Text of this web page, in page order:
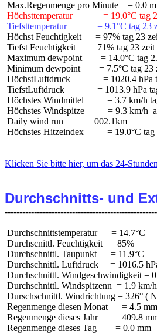
Höchsttemperatur             = 19.0°C tag
Tiefsttemperatur             = 9.1°C tag 23
Höchst Feuchtigkeit      = 97% tag 23
Tiefst Feuchtigkeit      = 71% tag 23 zeit
Maximum dewpoint        = 14.0°C tag
Minimum dewpoint        = 7.5°C tag 23
HöchstLuftdruck              = 1020.4 hPa
TiefstLuftdruck              = 1013.9 hPa
Höchstes Windmittel          = 3.7 km/h
Höchstes Windspitze          = 9.3 km/h
Daily wind run          = 002.1km
Höchstes Hitzeindex          = 19.0°C
Klicken Sie bitte hier, um das 24-
Durchschnitts- und
Durchschnittstemperatur      = 14.7°C
Durchscnittl. Feuchtigkeit   = 85%
Durchschnittl. Taupunkt      = 11.9°C
Durchschnittl. Luftdruck     = 1016.5
Durchschnittl. Windgeschwindigkeit =
Durchschnittl. Windspitzenn  = 1.9 km/h
Durschschnittl. Windrichtung = 326° (
Regenmenge diesen Monat      = 4.5 mm
Regenmenge dieses Jahr       = 409.8
Regenmenge dieses Tag        = 0.0 mm